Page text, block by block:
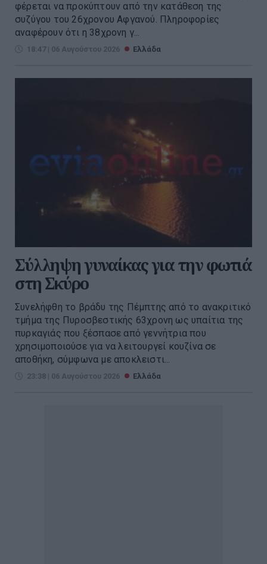
φέρεται να προκύπτουν από την κατάθεση της
συζύγου του 26χρονου Αφγανού. Πληροφορίες
αναφέρουν ότι η 38χρονη γ...
18:47 | 06 Αυγούστου 2026 Ελλάδα
Σύλληψη γυναίκας για την φωτιά
στη Σκύρο
Συνελήφθη το βράδυ της Πέμπτης από το ανακριτικό
τμήμα της Πυροσβεστικής 63χρονη ως υπαίτια της
πυρκαγιάς που ξέσπασε από γεννήτρια που
χρησιμοποιούσε για να λειτουργεί κουζίνα σε
αποθήκη, σύμφωνα με αποκλειστι...
23:38 | 06 Αυγούστου 2026 Ελλάδα